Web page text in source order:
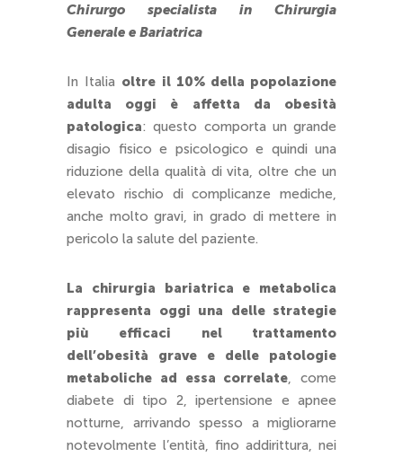
Chirurgo specialista in Chirurgia
Generale e Bariatrica
In Italia oltre il 10% della popolazione
adulta oggi è affetta da obesità
patologica: questo comporta un grande
disagio fisico e psicologico e quindi una
riduzione della qualità di vita, oltre che un
elevato rischio di complicanze mediche,
anche molto gravi, in grado di mettere in
pericolo la salute del paziente.
La chirurgia bariatrica e metabolica
rappresenta oggi una delle strategie
più efficaci nel trattamento
dell’obesità grave e delle patologie
metaboliche ad essa correlate, come
diabete di tipo 2, ipertensione e apnee
notturne, arrivando spesso a migliorarne
notevolmente l’entità, fino addirittura, nei